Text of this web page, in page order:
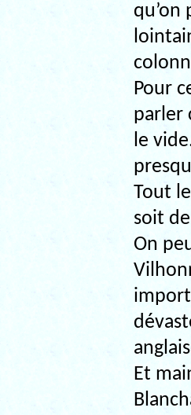
qu’on
Pour
parler
le
Tout
soit
On
Et